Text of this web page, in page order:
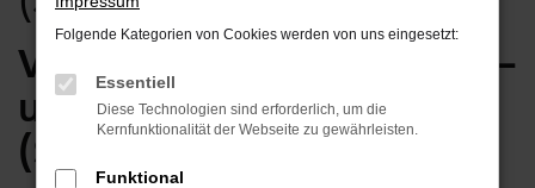
Volvo V60 Jahreswagen –
unser Tipp für Halle
(Saale)
Folgende Kategorien von Cookies werden von uns eingesetzt:
Essentiell
Diese Technologien sind erforderlich, um die
Kernfunktionalität der Webseite zu gewährleisten.
Funktional